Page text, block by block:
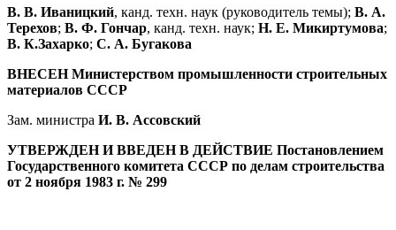
В. В. Иваницкий, канд. техн. наук (руководитель темы); В. А.
Терехов; В. Ф. Гончар, канд. техн. наук; Н. Е. Микиртумова;
В. К.Захарко; С. А. Бугакова
ВНЕСЕН Министерством промышленности строительных
материалов СССР
Зам. министра И. В. Ассовский
УТВЕРЖДЕН И ВВЕДЕН В ДЕЙСТВИЕ Постановлением
Государственного комитета СССР по делам строительства
от 2 ноября 1983 г. № 299